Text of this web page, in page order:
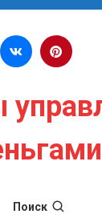
Поиск